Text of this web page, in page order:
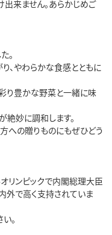
来ません。あらかじめご
。
、やわらかな食感とともに
り豊かな野菜と一緒に味
絶妙に調和します。
への贈りものにもぜひどう
リンピックで内閣総理大臣
外で高く支持されていま
。